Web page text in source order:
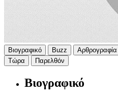
Βιογραφικό Buzz Αρθρογραφία
Τώρα
Παρελθόν
Βιογραφικό